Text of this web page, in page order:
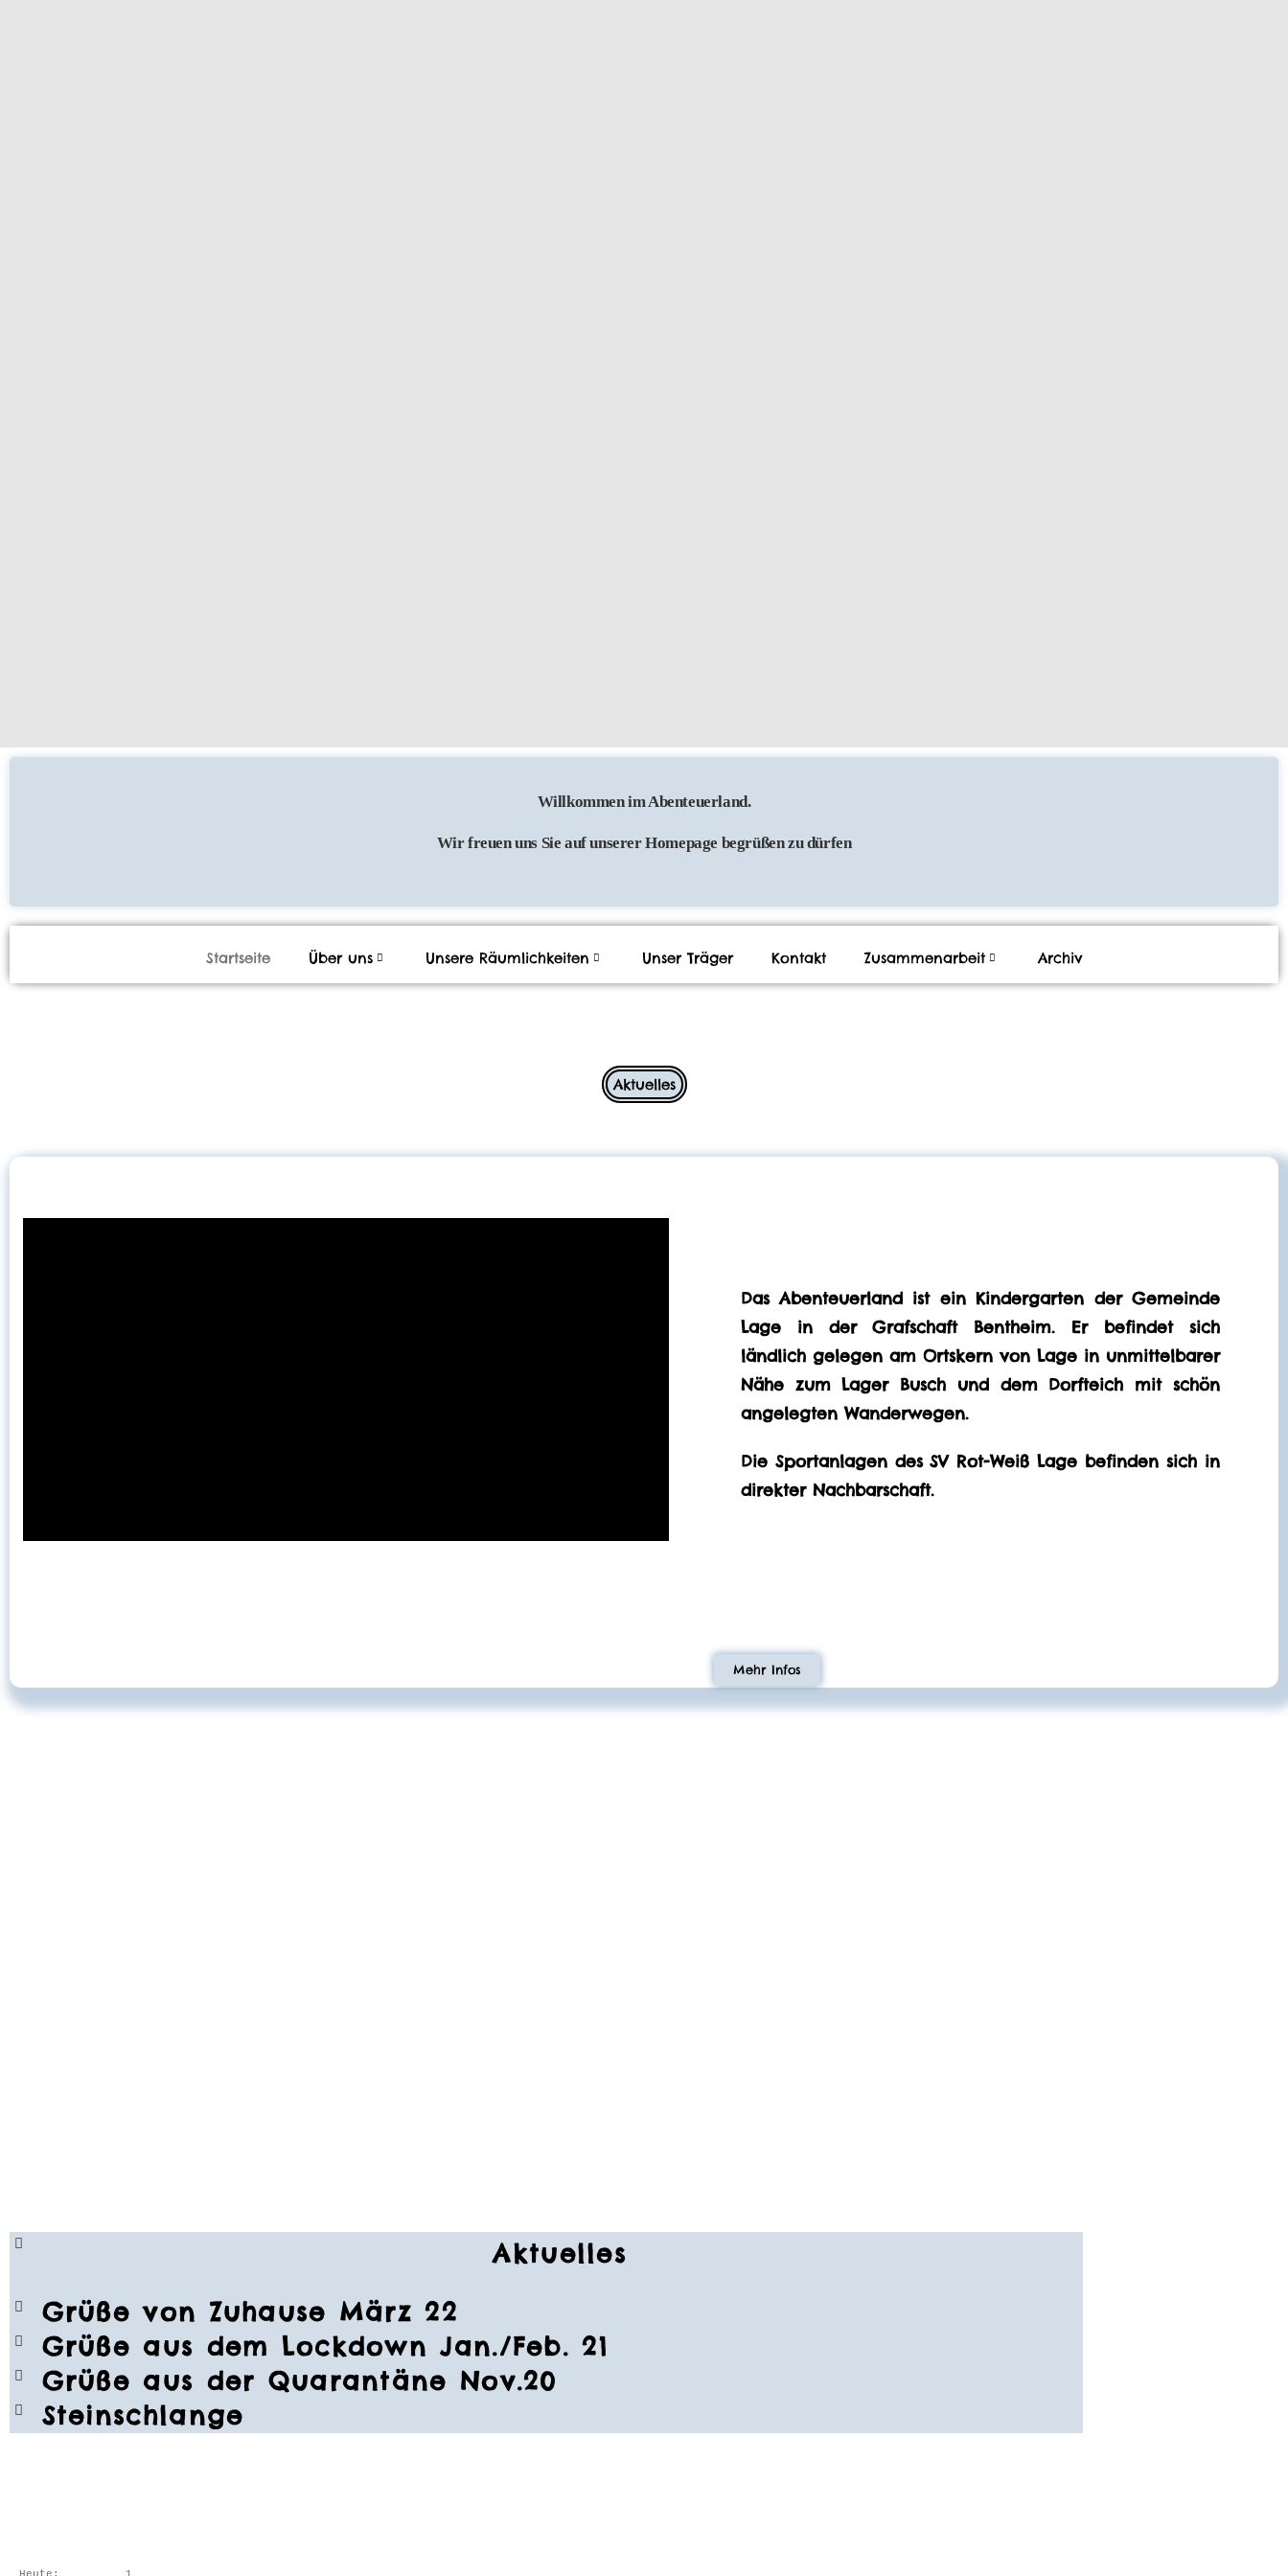
Willkommen im Abenteuerland.
Wir freuen uns Sie auf unserer Homepage begrüßen zu dürfen
Startseite Über uns Unsere Räumlichkeiten Unser Träger Kontakt Zusammenarbeit Archiv
Aktuelles
Das Abenteuerland ist ein Kindergarten der Gemeinde
Lage in der Grafschaft Bentheim. Er befindet sich
ländlich gelegen am Ortskern von Lage in unmittelbarer
Nähe zum Lager Busch und dem Dorfteich mit schön
angelegten Wanderwegen.
Die Sportanlagen des SV Rot-Weiß Lage befinden sich in
direkter Nachbarschaft.
Mehr Infos
Aktuelles
Grüße von Zuhause März 22
Grüße aus dem Lockdown Jan./Feb. 21
Grüße aus der Quarantäne Nov.20
Steinschlange